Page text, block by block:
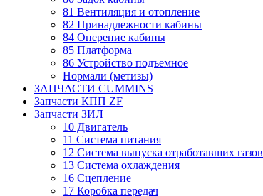
81 Вентиляция и отопление
82 Принадлежности кабины
84 Оперение кабины
85 Платформа
86 Устройство подъемное
Нормали (метизы)
ЗАПЧАСТИ CUMMINS
Запчасти КПП ZF
Запчасти ЗИЛ
10 Двигатель
11 Система питания
12 Система выпуска отработавших газов
13 Система охлаждения
16 Сцепление
17 Коробка передач